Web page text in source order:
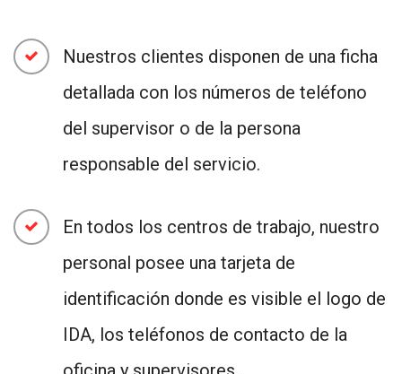
Nuestros clientes disponen de una ficha
detallada con los números de teléfono
del supervisor o de la persona
responsable del servicio.
En todos los centros de trabajo, nuestro
personal posee una tarjeta de
identificación donde es visible el logo de
IDA, los teléfonos de contacto de la